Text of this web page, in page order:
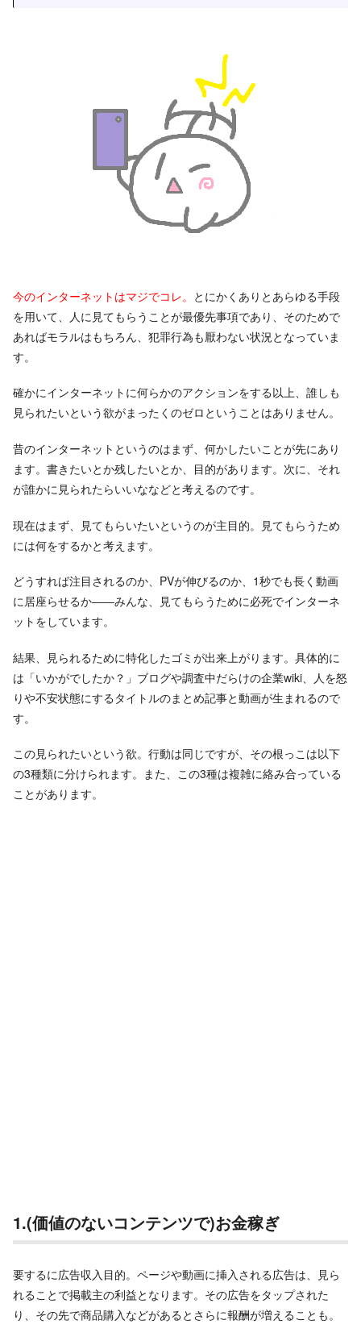
今のインターネットはマジでコレ。 とにかくありとあらゆる手段
を用いて、人に見てもらうことが最優先事項であり、そのためで
あればモラルはもちろん、犯罪行為も厭わない状況となっていま
す。
確かにインターネットに何らかのアクションをする以上、誰しも
見られたいという欲がまったくのゼロということはありません。
昔のインターネットというのはまず、何かしたいことが先にあり
ます。書きたいとか残したいとか、目的があります。次に、それ
が誰かに見られたらいいななどと考えるのです。
現在はまず、見てもらいたいというのが主目的。見てもらうため
には何をするかと考えます。
どうすれば注目されるのか、PVが伸びるのか、1秒でも長く動画
に居座らせるか――みんな、見てもらうために必死でインターネ
ットをしています。
結果、見られるために特化したゴミが出来上がります。具体的に
は「いかがでしたか？」ブログや調査中だらけの企業wiki、人を怒
りや不安状態にするタイトルのまとめ記事と動画が生まれるので
す。
この見られたいという欲。行動は同じですが、その根っこは以下
の3種類に分けられます。また、この3種は複雑に絡み合っている
ことがあります。
1.(価値のないコンテンツで)お金稼ぎ
要するに広告収入目的。ページや動画に挿入される広告は、見ら
れることで掲載主の利益となります。その広告をタップされた
り、その先で商品購入などがあるとさらに報酬が増えることも。